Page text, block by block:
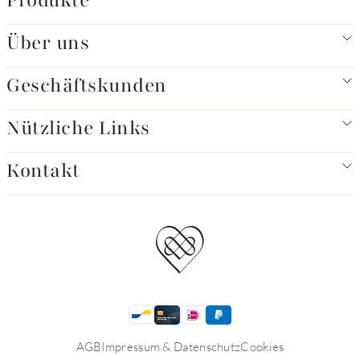
Über uns
Geschäftskunden
Nützliche Links
Kontakt
AGBImpressum & DatenschutzCookies